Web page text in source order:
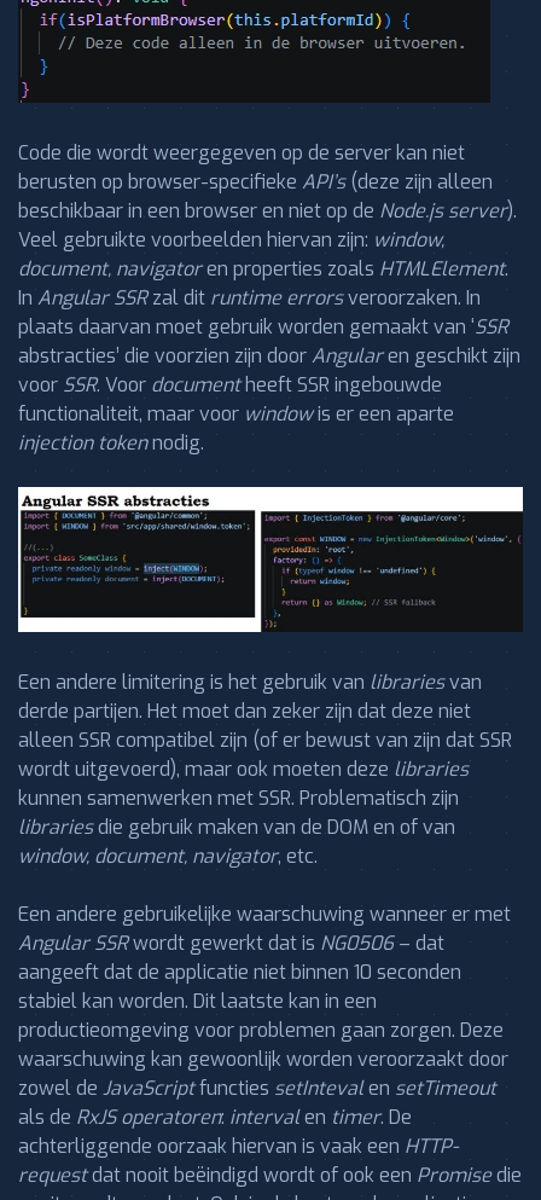
Code die wordt weergegeven op de server kan niet
berusten op browser-specifieke API’s(deze zijn alleen
beschikbaar in een browser en niet op de Node.js server).
Veel gebruikte voorbeelden hiervan zijn: window,
document, navigatoren properties zoals HTMLElement.
InAngular SSRzal dit runtime errorsveroorzaken. In
plaats daarvan moet gebruik worden gemaakt van ‘SSR
abstracties’ die voorzien zijn doorAngularen geschikt zijn
voor SSR. Voor documentheeft SSR ingebouwde
functionaliteit, maar voor windowis er een aparte
injection tokennodig.
Een andere limitering is het gebruik van librariesvan
derde partijen. Het moet dan zeker zijn dat deze niet
alleen SSR compatibel zijn (of er bewust van zijn dat SSR
wordt uitgevoerd), maar ook moeten deze libraries
kunnen samenwerken met SSR. Problematisch zijn
librariesdie gebruik maken van de DOM en of van
window, document, navigator, etc.
Een andere gebruikelijke waarschuwing wanneer er met
Angular SSRwordt gewerkt dat is NG0506– dat
aangeeft dat de applicatie niet binnen 10 seconden
stabiel kan worden. Dit laatste kan in een
productieomgeving voor problemen gaan zorgen. Deze
waarschuwing kan gewoonlijk worden veroorzaakt door
zowel de JavaScriptfuncties setIntevalen setTimeout
als deRxJS operatoren: intervalen timer. De
achterliggende oorzaak hiervan is vaak een HTTP-
requestdat nooit beëindigd wordt of ook een Promisedie